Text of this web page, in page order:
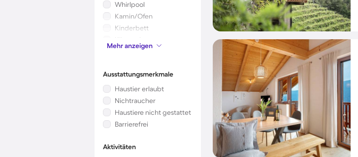
Whirlpool
Kamin/Ofen
Kinderbett
Klimaanlage
Mikrowelle
Mehr anzeigen
Ausstattungsmerkmale
Haustier erlaubt
Nichtraucher
Haustiere nicht gestattet
Barrierefrei
Aktivitäten